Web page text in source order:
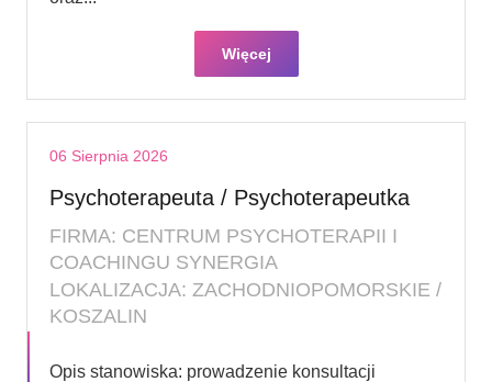
Więcej
06 Sierpnia 2026
Psychoterapeuta / Psychoterapeutka
FIRMA: CENTRUM PSYCHOTERAPII I
COACHINGU SYNERGIA
LOKALIZACJA: ZACHODNIOPOMORSKIE /
KOSZALIN
Opis stanowiska: prowadzenie konsultacji